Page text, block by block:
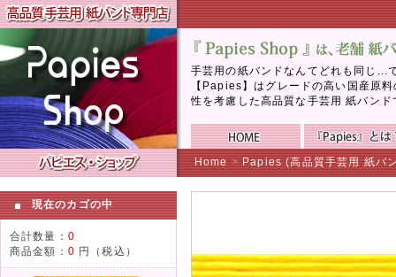
手芸用の紙バンドなんてどれも同じ...
【Papies】はグレードの高い国産原
性を考慮した高品質な手芸用 紙バン
Home >Papies (高品質手芸用 紙バ
現在のカゴの中
合計数量： 0
商品金額： 0 円（税込）